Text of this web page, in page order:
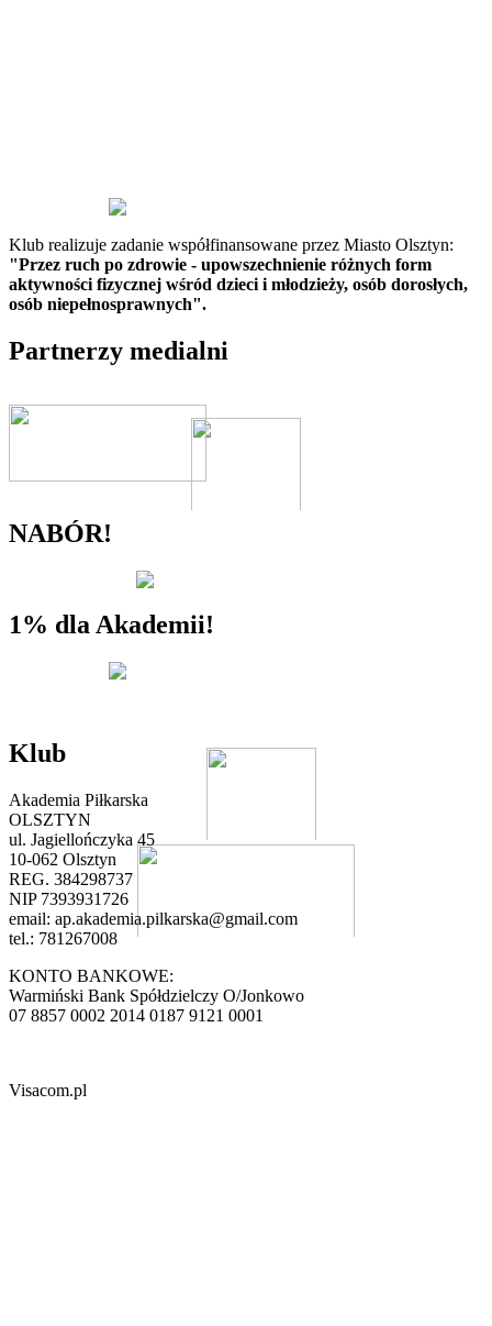
Klub realizuje zadanie współfinansowane przez Miasto Olsztyn:
"Przez ruch po zdrowie - upowszechnienie różnych form
aktywności fizycznej wśród dzieci i młodzieży, osób dorosłych,
osób niepełnosprawnych".
Partnerzy medialni
NABÓR!
1% dla Akademii!
Klub
Akademia Piłkarska
OLSZTYN
ul. Jagiellończyka 45
10-062 Olsztyn
REG. 384298737
NIP 7393931726
email: ap.akademia.pilkarska@gmail.com
tel.: 781267008
KONTO BANKOWE:
Warmiński Bank Spółdzielczy O/Jonkowo
07 8857 0002 2014 0187 9121 0001
Visacom.pl